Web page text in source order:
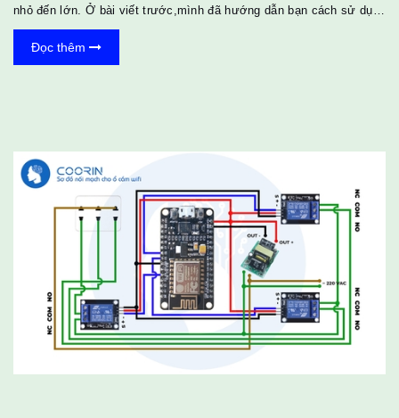
nhỏ đến lớn. Ở bài viết trước,mình đã hướng dẫn bạn cách sử dụng
INut cảm biến và module MFRC522 để điều khiển Servo thông qua
internet và thẻ từ. Lần này mình sẽ cùng các bạn làm bản V2 với
khóa điện DY_03. I. Bạn Cần Chuẩn Bị Những Gì? Phần Cứng INut
Đọc thêm